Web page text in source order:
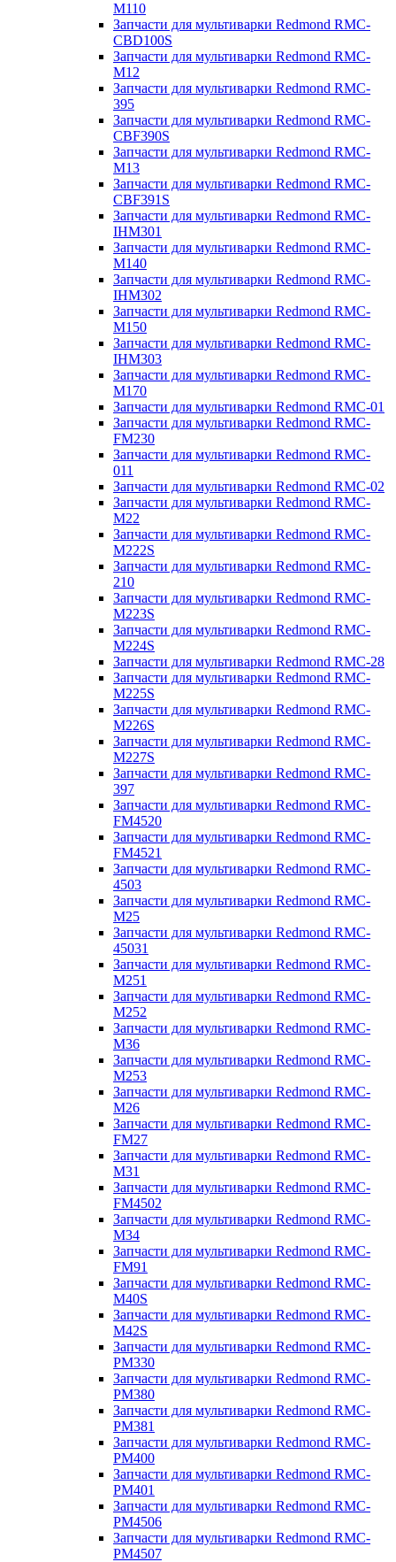
M110
Запчасти для мультиварки Redmond RMC-
CBD100S
Запчасти для мультиварки Redmond RMC-
M12
Запчасти для мультиварки Redmond RMC-
395
Запчасти для мультиварки Redmond RMC-
CBF390S
Запчасти для мультиварки Redmond RMC-
M13
Запчасти для мультиварки Redmond RMC-
CBF391S
Запчасти для мультиварки Redmond RMC-
IHM301
Запчасти для мультиварки Redmond RMC-
M140
Запчасти для мультиварки Redmond RMC-
IHM302
Запчасти для мультиварки Redmond RMC-
M150
Запчасти для мультиварки Redmond RMC-
IHM303
Запчасти для мультиварки Redmond RMC-
M170
Запчасти для мультиварки Redmond RMC-01
Запчасти для мультиварки Redmond RMC-
FM230
Запчасти для мультиварки Redmond RMC-
011
Запчасти для мультиварки Redmond RMC-02
Запчасти для мультиварки Redmond RMC-
M22
Запчасти для мультиварки Redmond RMC-
M222S
Запчасти для мультиварки Redmond RMC-
210
Запчасти для мультиварки Redmond RMC-
M223S
Запчасти для мультиварки Redmond RMC-
M224S
Запчасти для мультиварки Redmond RMC-28
Запчасти для мультиварки Redmond RMC-
M225S
Запчасти для мультиварки Redmond RMC-
M226S
Запчасти для мультиварки Redmond RMC-
M227S
Запчасти для мультиварки Redmond RMC-
397
Запчасти для мультиварки Redmond RMC-
FM4520
Запчасти для мультиварки Redmond RMC-
FM4521
Запчасти для мультиварки Redmond RMC-
4503
Запчасти для мультиварки Redmond RMC-
M25
Запчасти для мультиварки Redmond RMC-
45031
Запчасти для мультиварки Redmond RMC-
M251
Запчасти для мультиварки Redmond RMC-
M252
Запчасти для мультиварки Redmond RMC-
M36
Запчасти для мультиварки Redmond RMC-
M253
Запчасти для мультиварки Redmond RMC-
M26
Запчасти для мультиварки Redmond RMC-
FM27
Запчасти для мультиварки Redmond RMC-
M31
Запчасти для мультиварки Redmond RMC-
FM4502
Запчасти для мультиварки Redmond RMC-
M34
Запчасти для мультиварки Redmond RMC-
FM91
Запчасти для мультиварки Redmond RMC-
M40S
Запчасти для мультиварки Redmond RMC-
M42S
Запчасти для мультиварки Redmond RMC-
PM330
Запчасти для мультиварки Redmond RMC-
PM380
Запчасти для мультиварки Redmond RMC-
PM381
Запчасти для мультиварки Redmond RMC-
PM400
Запчасти для мультиварки Redmond RMC-
PM401
Запчасти для мультиварки Redmond RMC-
PM4506
Запчасти для мультиварки Redmond RMC-
PM4507